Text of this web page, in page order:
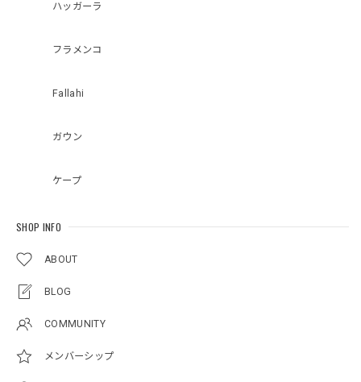
ハッガーラ
フラメンコ
Fallahi
ガウン
ケープ
SHOP INFO
ABOUT
BLOG
COMMUNITY
メンバーシップ